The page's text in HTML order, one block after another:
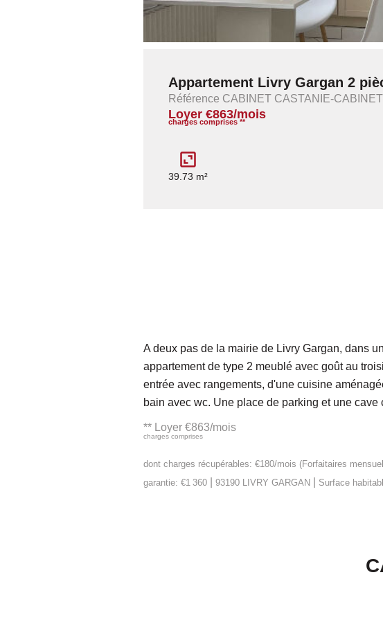
Appartement Livry Gargan 2
Référence CABINET CASTANIE-
Loyer €863/mois
charges comprises **
39.73 m²
A deux pas de la mairie de Livry Gargan, dans
appartement de type 2 meublé avec goût au
entrée avec rangements, d'une cuisine
bain avec wc. Une place de parking et une cave
** Loyer €863/mois
charges comprises
dont charges récupérables: €180/mois (Forfaitaires
garantie: €1 360
93190 LIVRY GARGAN Surface